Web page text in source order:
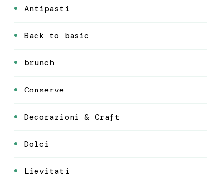
Antipasti
Back to basic
brunch
Conserve
Decorazioni & Craft
Dolci
Lievitati